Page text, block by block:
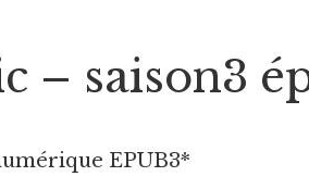
– saison3
EPUB3*